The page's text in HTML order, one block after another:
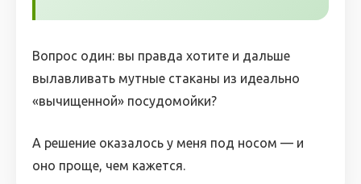
Вопрос один: вы правда хотите и дальше
вылавливать мутные стаканы из идеально
«вычищенной» посудомойки?
А решение оказалось у меня под носом — и
оно проще, чем кажется.